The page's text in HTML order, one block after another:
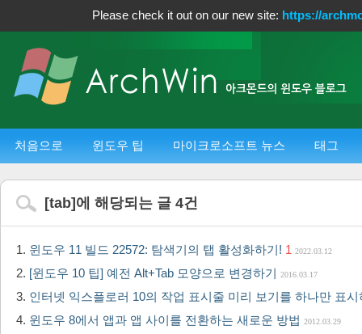
Please check it out on our new site: https://
처음으로 윈도우 팁 마이크로소프트 뉴스 태그
[tab]에 해당되는 글 4건
윈도우 11 빌드 22572: 탐색기의 탭 활성화하기! 1 2022.03.12
[윈도우 10 팁] 예전 Alt+Tab 모양으로 변경하기 2016.03.17
인터넷 익스플로러 10의 작업 표시줄 미리 보기를 하나만 표
윈도우 8에서 앱과 앱 사이를 전환하는 새로운 방법 2012.03.29